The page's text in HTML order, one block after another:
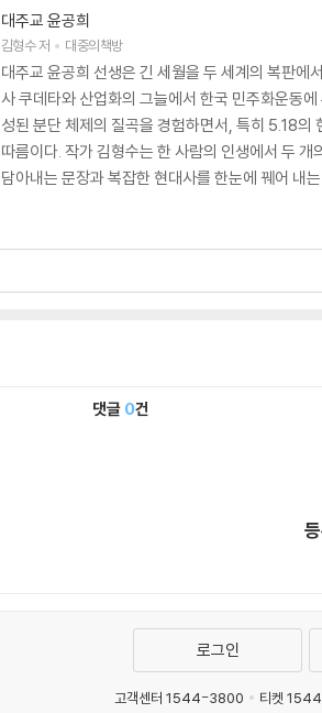
대주교 윤공희
김형수저 대중의책방
대주교 윤공희 선생은 긴 세월을 두 세계의 복판에
사 쿠데타와 산업화의 그늘에서 한국 민주화운동
성된 분단 체제의 질곡을 경험하면서, 특히 5.18
따름이다. 작가 김형수는 한 사람의 인생에서 두
담아내는 문장과 복잡한 현대사를 한눈에 꿰어 내
댓글 0건
로그인
고객센터 1544-3800 티켓